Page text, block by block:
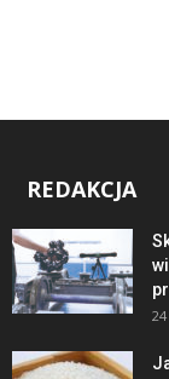
REDAKCJA